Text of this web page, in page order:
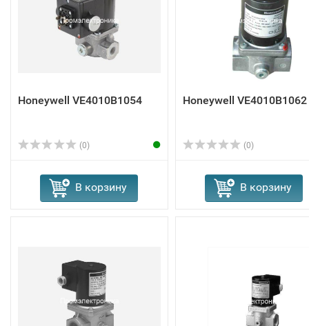
Honeywell VE4010B1054
(0)
В корзину
Honeywell VE4010B1062
(0)
В корзину